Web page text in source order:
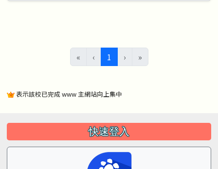
« ‹ 1 (目前頁次)
› »
表示該校已完成 www 主網站向上集中
左邊區域內容 快速登入